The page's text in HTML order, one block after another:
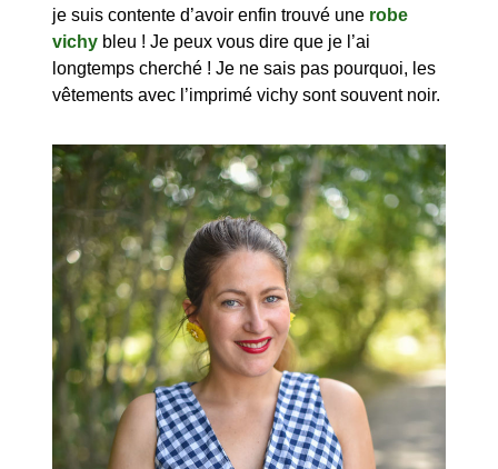
je suis contente d’avoir enfin trouvé une robe
vichy bleu ! Je peux vous dire que je l’ai
longtemps cherché ! Je ne sais pas pourquoi, les
vêtements avec l’imprimé vichy sont souvent noir.